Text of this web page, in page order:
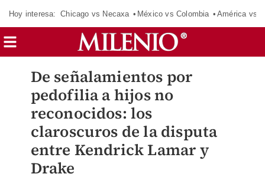
Hoy interesa: Chicago vs Necaxa México vs Colombia América vs
De señalamientos por
pedofilia a hijos no
reconocidos: los
claroscuros de la disputa
entre Kendrick Lamar y
Drake